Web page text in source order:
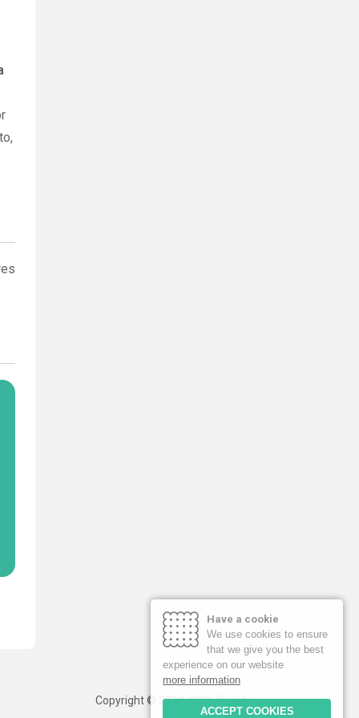
Copyright © 2019-2026 FileInfo
Have a cookie
We use cookies to ensure
that we give you the best
experience on our website
more information
ACCEPT COOKIES